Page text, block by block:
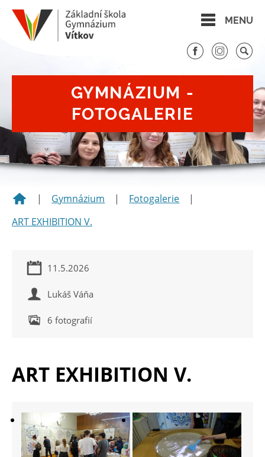
MENU
GYMNÁZIUM -
FOTOGALERIE
| Gymnázium | Fotogalerie
|
ART EXHIBITION V.
11.5.2026
Lukáš Váňa
6 fotografií
ART EXHIBITION V.